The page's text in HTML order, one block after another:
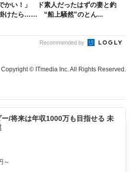
でかい！」 ド素人だったはずの妻と釣
けたら…… “船上騒然”のとん...
Recommended by
Copyright © ITmedia Inc. All Rights Reserved.
/将来は年収1000万も目指せる 未
～